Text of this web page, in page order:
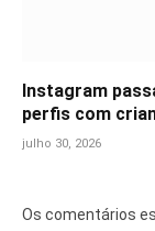
Instagram
perfis com
julho 30, 2026
Os comentários